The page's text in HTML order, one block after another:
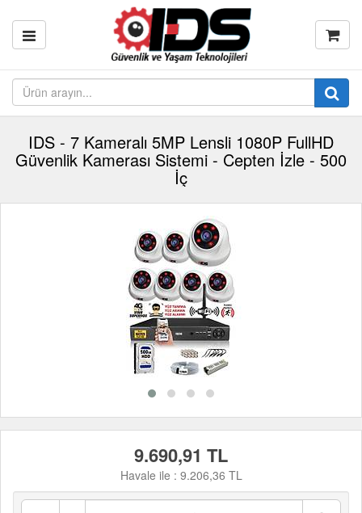
IDS - 7 Kameralı 5MP Lensli 1080P FullHD
Güvenlik Kamerası Sistemi - Cepten İzle - 500
İç
9.690,91 TL
Havale ile : 9.206,36 TL